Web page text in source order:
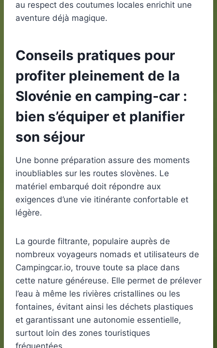
au respect des coutumes locales enrichit une
aventure déjà magique.
Conseils pratiques pour
profiter pleinement de la
Slovénie en camping-car :
bien s’équiper et planifier
son séjour
Une bonne préparation assure des moments
inoubliables sur les routes slovènes. Le
matériel embarqué doit répondre aux
exigences d’une vie itinérante confortable et
légère.
La gourde filtrante, populaire auprès de
nombreux voyageurs nomads et utilisateurs de
Campingcar.io, trouve toute sa place dans
cette nature généreuse. Elle permet de prélever
l’eau à même les rivières cristallines ou les
fontaines, évitant ainsi les déchets plastiques
et garantissant une autonomie essentielle,
surtout loin des zones touristiques
fréquentées.